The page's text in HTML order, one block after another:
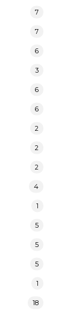
7
7
6
3
6
6
2
2
2
4
1
5
5
5
1
18